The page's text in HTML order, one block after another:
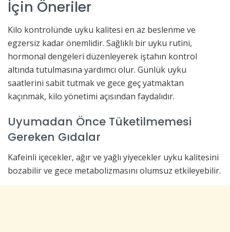
İçin Öneriler
Kilo kontrolünde uyku kalitesi en az beslenme ve
egzersiz kadar önemlidir. Sağlıklı bir uyku rutini,
hormonal dengeleri düzenleyerek iştahın kontrol
altında tutulmasına yardımcı olur. Günlük uyku
saatlerini sabit tutmak ve gece geç yatmaktan
kaçınmak, kilo yönetimi açısından faydalıdır.
Uyumadan Önce Tüketilmemesi
Gereken Gıdalar
Kafeinli içecekler, ağır ve yağlı yiyecekler uyku kalitesini
bozabilir ve gece metabolizmasını olumsuz etkileyebilir.